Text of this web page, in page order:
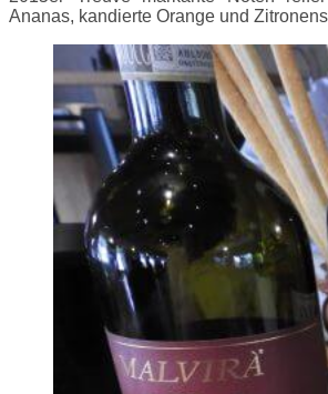
Ananas, kandierte Orange und